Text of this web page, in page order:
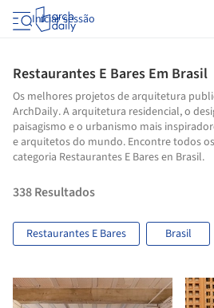
Iniciar sessão
Restaurantes E Bares Em Brasil
Os melhores projetos de arquitetura
ArchDaily. A arquitetura residencial, o
paisagismo e o urbanismo mais
e arquitetos do mundo. Encontre todos
categoria Restaurantes E Bares en Brasil.
338Resultados
Restaurantes E Bares Brasil